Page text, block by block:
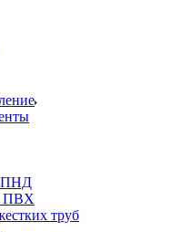
ПНД
ПВХ
труб